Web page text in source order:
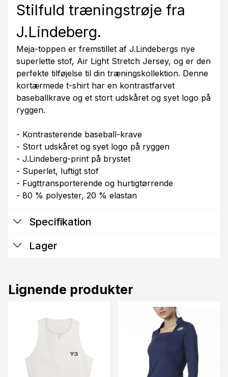
Stilfuld træningstrøje fra
J.Lindeberg.
Meja-toppen er fremstillet af J.Lindebergs nye
superlette stof, Air Light Stretch Jersey, og er den
perfekte tilføjelse til din træningskollektion. Denne
kortærmede t-shirt har en kontrastfarvet
baseballkrave og et stort udskåret og syet logo på
ryggen.
- Kontrasterende baseball-krave
- Stort udskåret og syet logo på ryggen
- J.Lindeberg-print på brystet
- Superlet, luftigt stof
- Fugttransporterende og hurtigtørrende
- 80 % polyester, 20 % elastan
Specifikation
Lager
Lignende produkter